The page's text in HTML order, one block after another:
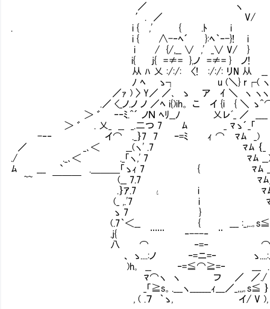
／ ヽ
′. ／ V/
. i { ,' { .ﾄ i
i { ∧-‐ﾍ´ }:ﾍ｀‐-}! i
i / {/,__ ∨ ,' _∨ V/ }
i{ j{ =≠= },ノ =≠= } ノ!
从 ﾊ 乂 :/:/: 〈! :/:/: リN 从 __
ﾉ ﾍ ゝ┐ u (＼} r┌( ヽ｀
／ｧ ) 〉 Y／ ／､ ゝ ア ｲ ＼ ヽ ヽヽ
.／ <_ノ.ノ ノ ／ﾍ i{)ih。 こ イ {i { ＼
＞ ゛ ‐‐ﾐ.^´ ノＮ ﾍﾘ__ﾉ 乂レﾞ_ ／
＞ ゛ . 乂_ __ _.二つ 7 ﾑ _ ﾏ
-‐‐ イ⌒ ._｝7 7 ｰ=ﾐ ｨ ⌒
／ _､＜ __(ヽ' .7 ﾏﾑ ｛
./ ._､＜ ._「ヽ,' 7 ﾏﾑ __) .___
ﾑ ___ ` .＿＿＿「ゝｨ 7 { ﾏﾑ _(_
~~ ￣￣￣ (__ 7.7 ﾏﾑ_
.｝ｱ.7 ι i ﾏﾑ
(_ ,.'7 i ﾏﾑｱ 貴女を此処で討てば、
ゝ 7 } Ⅴ
(.7｀＜__ { ___ :_,..｡
.j{ ¨¨¨ ‐---‐ ¨ ： 【パワーが全身
八 ⌒ ‐=‐ ⌒
、 ゝ....:ノ ‐=ニ=‐ ゝ....:
)h｡ __ ‐=≦⌒≧=‐ ___ .､
ﾏ⌒ヽ ヽ フ ／ ／./
_「≧s。.___ヽ_______ｨ___／_,,,｡s≦ ｝
, ( .７ ｀ゝ, イ/ V ),